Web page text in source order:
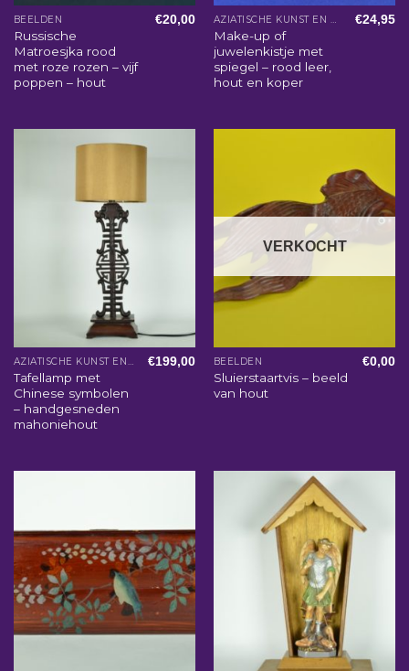
BEELDEN
Russische
Matroesjka rood
met roze rozen – vijf
poppen – hout
€20,00 AZIATISCHE KUNST EN WOONACCESSOIRES
Make-up of
juwelenkistje met
spiegel – rood leer,
hout en koper
€24,95
AZIATISCHE KUNST EN WOONACCESSOIRES
Tafellamp met
Chinese symbolen
– handgesneden
mahoniehout
€199,00
VERKOCHT
BEELDEN
Sluierstaartvis – beeld
van hout
€0,00